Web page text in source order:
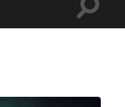
Toggle